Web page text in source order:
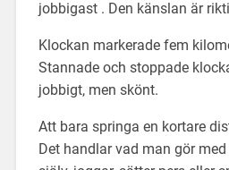
jobbigast . Den känslan är
Klockan markerade fem
Stannade och stoppade
jobbigt, men skönt.
Att bara springa en kortare
Det handlar vad man gör